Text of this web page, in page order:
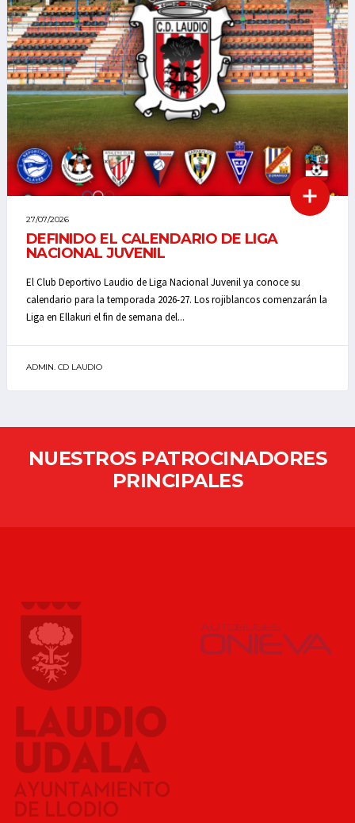
27/07/2026
DEFINIDO EL CALENDARIO DE LIGA
NACIONAL JUVENIL
El Club Deportivo Laudio de Liga Nacional Juvenil ya conoce su
calendario para la temporada 2026-27. Los rojiblancos comenzarán la
Liga en Ellakuri el fin de semana del...
ADMIN. CD LAUDIO
NUESTROS PATROCINADORES
PRINCIPALES